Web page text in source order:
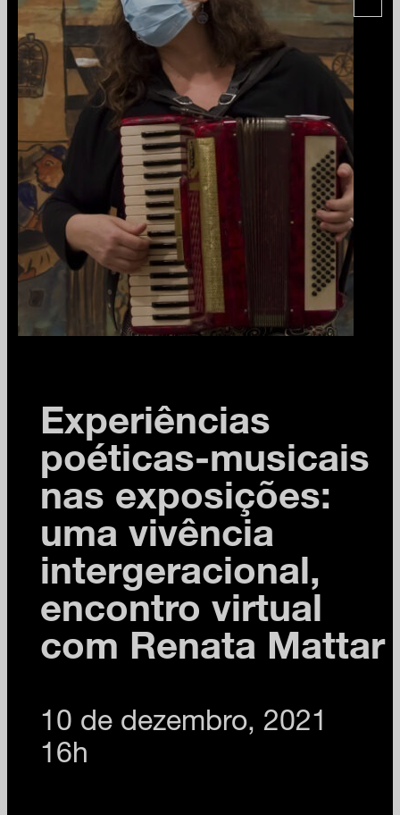
Experiências
poéticas-musicais
nas exposições:
uma vivência
intergeracional,
encontro virtual
com Renata Mattar
10 de dezembro, 2021
16h